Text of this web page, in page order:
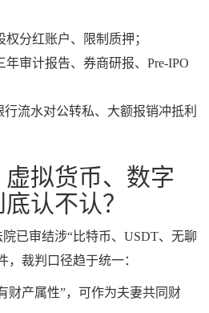
分红账户、限制质押；
审计报告、券商研报、Pre-IPO
流水对公转私、大额报销冲抵利
拟货币、数字
认不认？
已审结涉“比特币、USDT、无聊
，裁判口径趋于统一：
财产属性”，可作为夫妻共同财